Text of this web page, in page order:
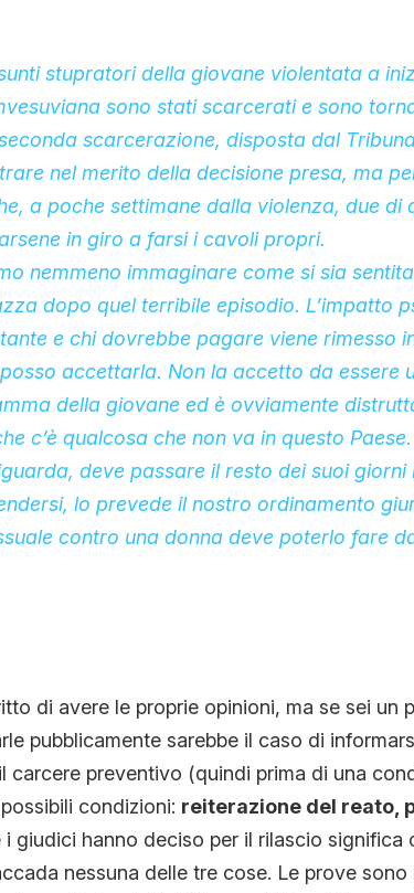
stupratori della giovane violentata a
sono stati scarcerati e sono
scarcerazione, disposta dal
nel merito della decisione presa, ma
a poche settimane dalla violenza, due di
in giro a farsi i cavoli propri.
nemmeno immaginare come si sia
dopo quel terribile episodio. L’impatto
e chi dovrebbe pagare viene rimesso
accettarla. Non la accetto da essere
della giovane ed è ovviamente
c’è qualcosa che non va in questo
deve passare il resto dei suoi giorni
lo prevede il nostro ordinamento
contro una donna deve poterlo fare
di avere le proprie opinioni, ma se sei
pubblicamente sarebbe il caso di
carcere preventivo (quindi prima di una
condizioni: reiterazione del reato,
i giudici hanno deciso per il rilascio significa
nessuna delle tre cose. Le prove